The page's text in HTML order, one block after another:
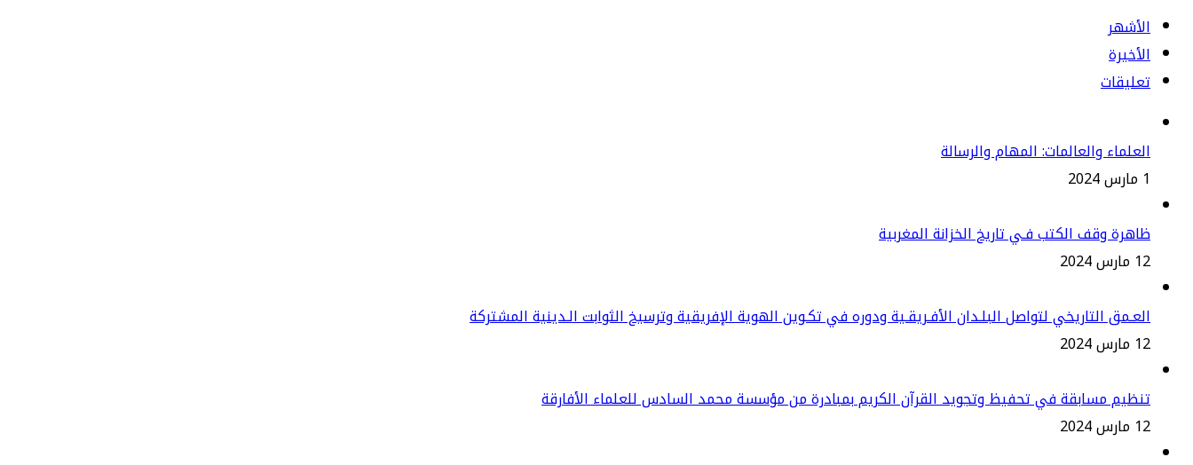
الأشهر
الأخيرة
تعليقات
العلماء والعالمات: المهام والرسالة
1 مارس 2024
ظاهرة وقف الكتب فـي تاريخ الخزانة المغربية
12 مارس 2024
العـمق التاريخي لتواصل البلـدان الأفـريقـية ودوره في تكـوين الهوية الإفريقية وترسيخ الثوابت الـدينية المشتركة
12 مارس 2024
تنظيم مسابقة في تحفيظ وتجويد القرآن الكريم بمبادرة من مؤسسة محمد السادس للعلماء الأفارقة
12 مارس 2024